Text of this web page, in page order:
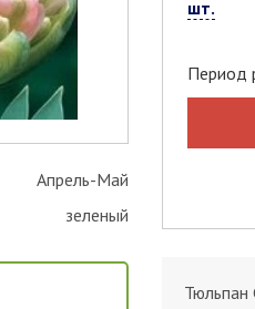
Апрель-Май
зеленый
шт.
Период
Тюльпан